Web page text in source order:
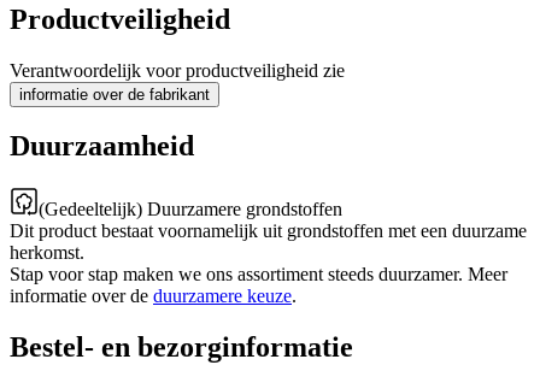
Productveiligheid
Verantwoordelijk voor productveiligheid zie
informatie over de fabrikant
Duurzaamheid
(Gedeeltelijk) Duurzamere grondstoffen
Dit product bestaat voornamelijk uit grondstoffen met een duurzame
herkomst.
Stap voor stap maken we ons assortiment steeds duurzamer. Meer
informatie over de duurzamere keuze.
Bestel- en bezorginformatie